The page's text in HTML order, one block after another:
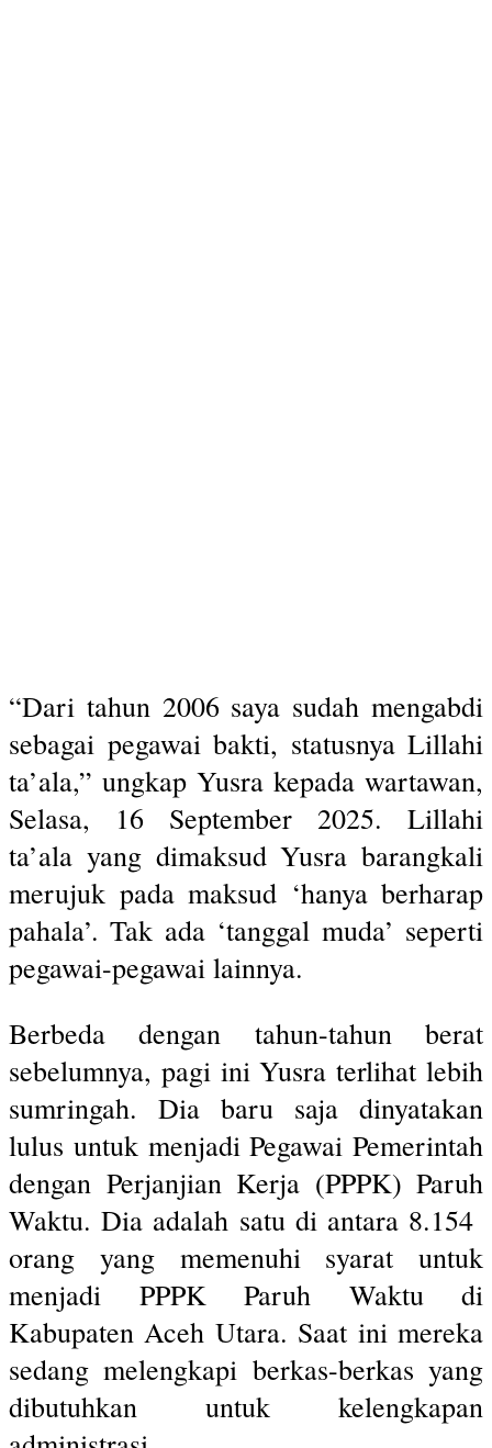
“Dari tahun 2006 saya sudah mengabdi
sebagai pegawai bakti, statusnya Lillahi
ta’ala,” ungkap Yusra kepada wartawan,
Selasa, 16 September 2025. Lillahi
ta’ala yang dimaksud Yusra barangkali
merujuk pada maksud ‘hanya berharap
pahala’. Tak ada ‘tanggal muda’ seperti
pegawai-pegawai lainnya.
Berbeda dengan tahun-tahun berat
sebelumnya, pagi ini Yusra terlihat lebih
sumringah. Dia baru saja dinyatakan
lulus untuk menjadi Pegawai Pemerintah
dengan Perjanjian Kerja (PPPK) Paruh
Waktu. Dia adalah satu di antara 8.154
orang yang memenuhi syarat untuk
menjadi PPPK Paruh Waktu di
Kabupaten Aceh Utara. Saat ini mereka
sedang melengkapi berkas-berkas yang
dibutuhkan untuk kelengkapan